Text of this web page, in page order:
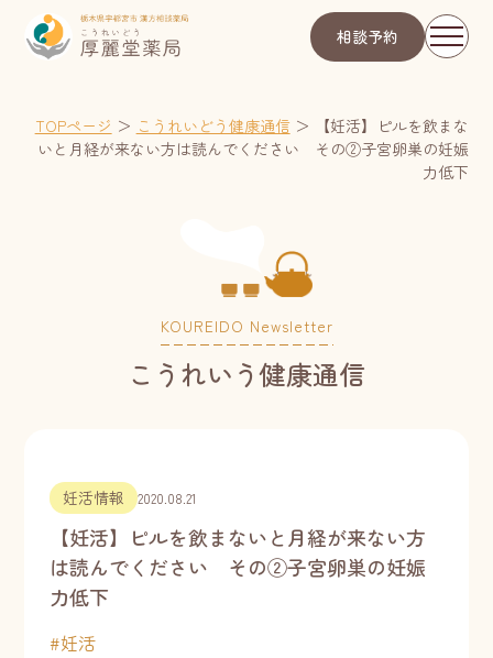
相談予約
TOPページ ＞ こうれいどう健康通信 ＞
【妊活】ピルを飲まな
いと月経が来ない方は読んでください その②子宮卵巣の妊娠
力低下
KOUREIDO Newsletter
こうれいう健康通信
妊活情報 2020.08.21
【妊活】ピルを飲まないと月経が来ない方
は読んでください その②子宮卵巣の妊娠
力低下
#妊活